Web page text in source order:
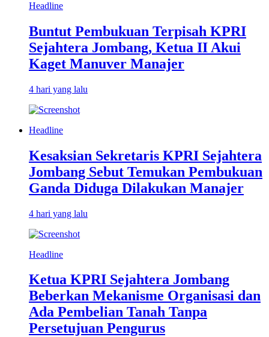
Headline
Buntut Pembukuan Terpisah KPRI
Sejahtera Jombang, Ketua II Akui
Kaget Manuver Manajer
4 hari yang lalu
Headline
Kesaksian Sekretaris KPRI Sejahtera
Jombang Sebut Temukan Pembukuan
Ganda Diduga Dilakukan Manajer
4 hari yang lalu
Headline
Ketua KPRI Sejahtera Jombang
Beberkan Mekanisme Organisasi dan
Ada Pembelian Tanah Tanpa
Persetujuan Pengurus